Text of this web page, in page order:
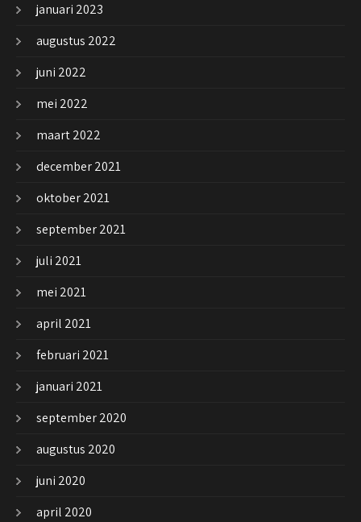
januari 2023
augustus 2022
juni 2022
mei 2022
maart 2022
december 2021
oktober 2021
september 2021
juli 2021
mei 2021
april 2021
februari 2021
januari 2021
september 2020
augustus 2020
juni 2020
april 2020